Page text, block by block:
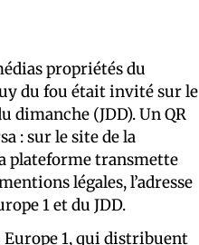
propriétés du
du fou était invité sur le
dimanche (JDD). Un QR
: sur le site de la
plateforme transmette
légales, l’adresse
1 et du JDD.
Europe 1, qui distribuent